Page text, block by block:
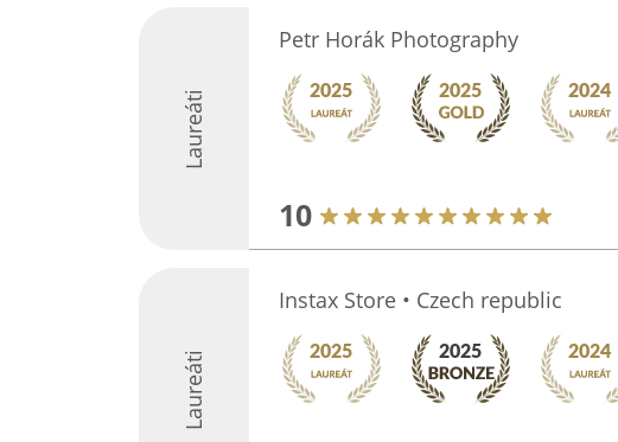
Laureáti
Petr Horák Photography
10
Laureáti
Instax Store • Czech republic